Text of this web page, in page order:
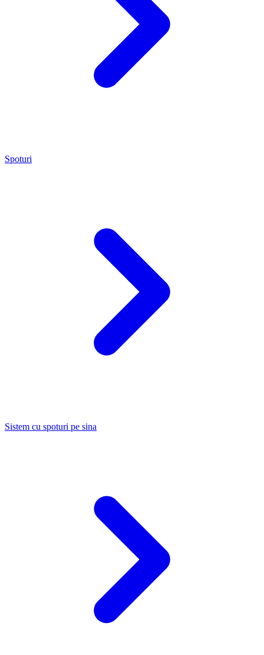
Spoturi
Sistem cu spoturi pe sina